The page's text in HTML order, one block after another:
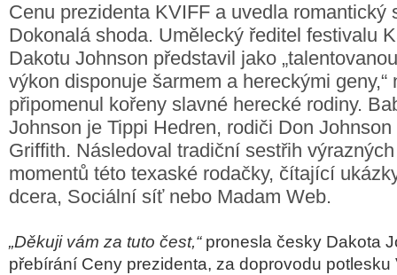
Cenu prezidenta KVIFF a uvedla romantický
Dokonalá shoda. Umělecký ředitel festivalu
Dakotu Johnson představil jako
výkon disponuje šarmem a hereckými geny,“
připomenul kořeny slavné herecké rodiny.
Johnson je Tippi Hedren, rodiči Don
Griffith. Následoval tradiční sestřih
momentů této texaské rodačky, čítající
dcera, Sociální síť nebo Madam Web.
„Děkuji vám za tuto čest,“ pronesla česky Dakota
přebírání Ceny prezidenta, za doprovodu potlesku